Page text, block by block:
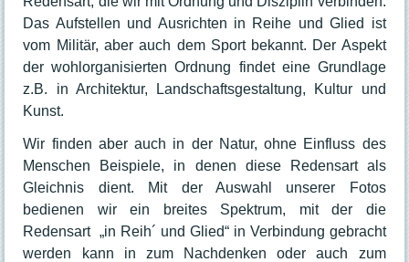
Akteure
Ehrenamt
Stellenangebote
Raumvermietung
Entgeltordnung
Kontakt
Ansprechpartner:innen
Öffnungszeiten
Das Aufstellen und Ausrichten in Reihe und Glied ist
vom Militär, aber auch dem Sport bekannt. Der Aspekt
der wohlorganisierten Ordnung findet eine Grundlage
z.B. in Architektur, Landschaftsgestaltung, Kultur und
Kunst.
Wir finden aber auch in der Natur, ohne Einfluss des
Menschen Beispiele, in denen diese Redensart als
Gleichnis dient. Mit der Auswahl unserer Fotos
bedienen wir ein breites Spektrum, mit der die
Redensart „in Reih´ und Glied“ in Verbindung gebracht
werden kann in zum Nachdenken oder auch zum